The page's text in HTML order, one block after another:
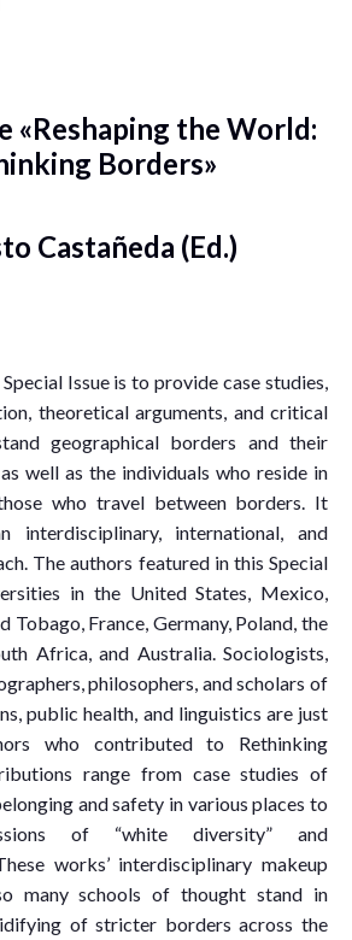
«Reshaping the World:
Borders»
Castañeda (Ed.)
Issue is to provide case studies,
theoretical arguments, and critical
geographical borders and their
well as the individuals who reside in
who travel between borders. It
interdisciplinary, international, and
The authors featured in this Special
in the United States, Mexico,
Tobago, France, Germany, Poland, the
Africa, and Australia. Sociologists,
philosophers, and scholars of
public health, and linguistics are just
who contributed to Rethinking
range from case studies of
and safety in various places to
of “white diversity” and
works’ interdisciplinary makeup
many schools of thought stand in
of stricter borders across the